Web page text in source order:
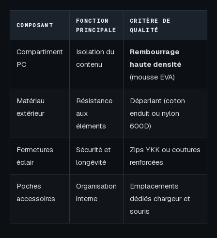
COMPOSANT
FONCTION
PRINCIPALE
CRITÈRE DE
QUALITÉ
Compartiment
PC
Isolation du
contenu
Rembourrage
haute densité
(mousse EVA)
Matériau
extérieur
Résistance
aux
éléments
Déperlant (coton
enduit ou nylon
600D)
Fermetures
éclair
Sécurité et
longévité
Zips YKK ou coutures
renforcées
Poches
accessoires
Organisation
interne
Emplacements
dédiés chargeur et
souris